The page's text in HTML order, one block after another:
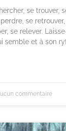
se trouver,
se
se relever.
semble et à son
commentaire